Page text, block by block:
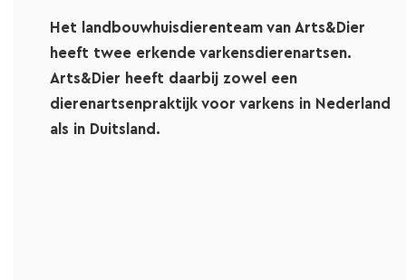
Het landbouwhuisdierenteam van Arts&Dier
heeft twee erkende varkensdierenartsen.
Arts&Dier heeft daarbij zowel een
dierenartsenpraktijk voor varkens in Nederland
als in Duitsland.